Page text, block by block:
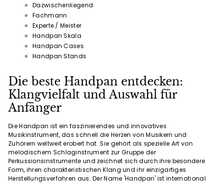
Dazwischenliegend
Fachmann
Experte / Meister
Handpan Skala
Handpan Cases
Handpan Stands
Die beste Handpan entdecken:
Klangvielfalt und Auswahl für
Anfänger
Die Handpan ist ein faszinierendes und innovatives
Musikinstrument, das schnell die Herzen von Musikern und
Zuhörern weltweit erobert hat. Sie gehört als spezielle Art von
melodischem Schlaginstrument zur Gruppe der
Perkussionsinstrumente und zeichnet sich durch ihre besondere
Form, ihren charakteristischen Klang und ihr einzigartiges
Herstellungsverfahren aus. Der Name 'Handpan' ist international